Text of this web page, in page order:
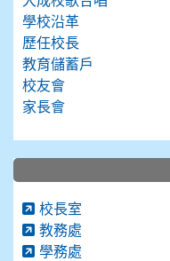
學校沿革
歷任校長
教育儲蓄戶
校友會
家長會
校長室
教務處
學務處